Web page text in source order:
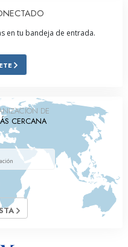
en tu bandeja de entrada.
DE
CERCANA